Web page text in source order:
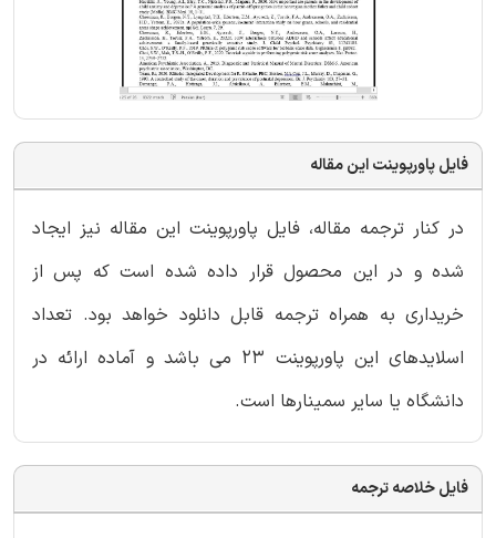
فایل پاورپوینت این مقاله
در کنار ترجمه مقاله، فایل پاورپوینت این مقاله نیز ایجاد
شده و در این محصول قرار داده شده است که پس از
خریداری به همراه ترجمه قابل دانلود خواهد بود. تعداد
اسلایدهای این پاورپوینت 23 می باشد و آماده ارائه در
دانشگاه یا سایر سمینارها است.
فایل خلاصه ترجمه